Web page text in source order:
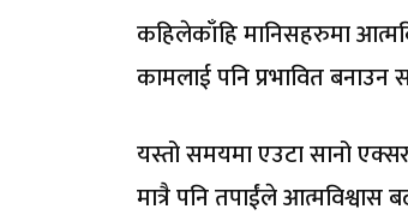
कहिलेकाँहि मानिसहरुमा
कामलाई पनि प्रभावित बनाउन
यस्तो समयमा एउटा सानो
मात्रै पनि तपाईंले आत्मविश्वास